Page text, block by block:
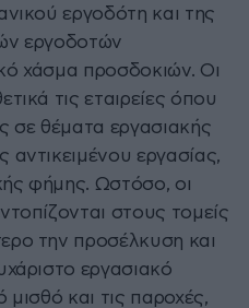
εργοδότη και της
εργοδοτών
χάσμα προσδοκιών. Οι
τις εταιρείες όπου
σε θέματα εργασιακής
εργασίας,
φήμης. Ωστόσο, οι
στους τομείς
την προσέλκυση και
εργασιακό
μισθό και τις παροχές,